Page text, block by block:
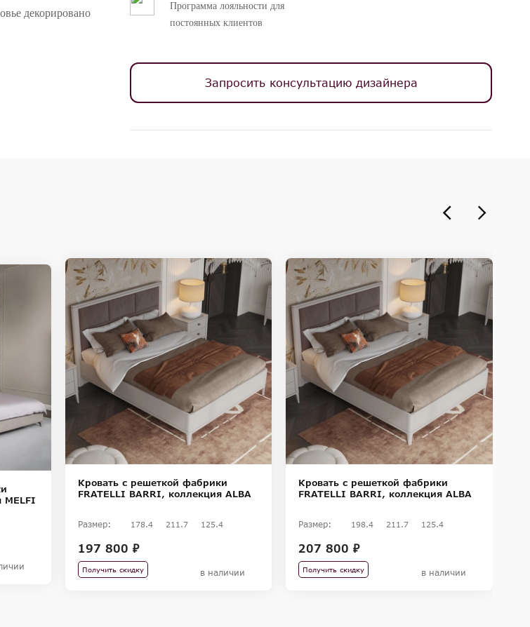
декорировано
Программа лояльности для
постоянных клиентов
Запросить консультацию дизайнера
MELFI
Кровать с решеткой фабрики
FRATELLI BARRI, коллекция ALBA
Размер: 178.4 211.7 125.4
197 800 ₽
Получить скидку в наличии
Кровать с решеткой фабрики
FRATELLI BARRI, коллекция ALBA
Размер: 198.4 211.7 125.4
207 800 ₽
Получить скидку в наличии